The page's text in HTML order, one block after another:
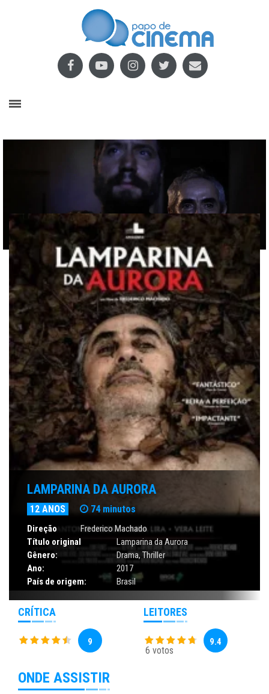
LAMPARINA DA AURORA
12 ANOS 74 minutos
Direção
Frederico Machado
Título original
Lamparina da Aurora
Gênero:
Drama, Thriller
Ano:
2017
País de origem:
Brasil
CRÍTICA
9
LEITORES
6 votos
9.4
ONDE ASSISTIR